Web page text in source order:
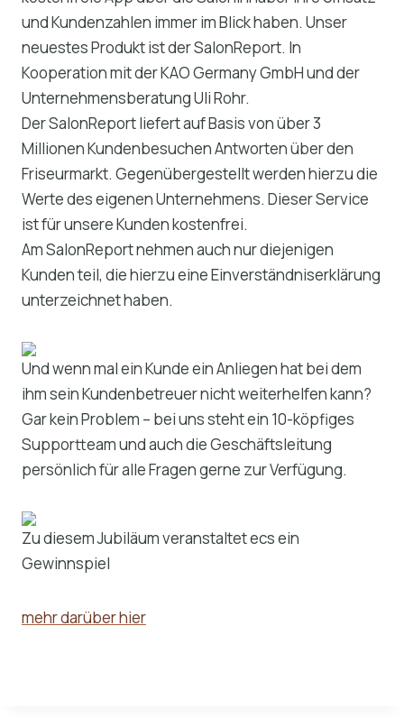
und Kundenzahlen immer im Blick haben. Unser
neuestes Produkt ist der SalonReport. In
Kooperation mit der KAO Germany GmbH und der
Unternehmensberatung Uli Rohr.
Der SalonReport liefert auf Basis von über 3
Millionen Kundenbesuchen Antworten über den
Friseurmarkt. Gegenübergestellt werden hierzu die
Werte des eigenen Unternehmens. Dieser Service
ist für unsere Kunden kostenfrei.
Am SalonReport nehmen auch nur diejenigen
Kunden teil, die hierzu eine Einverständniserklärung
unterzeichnet haben.
Und wenn mal ein Kunde ein Anliegen hat bei dem
ihm sein Kundenbetreuer nicht weiterhelfen kann?
Gar kein Problem – bei uns steht ein 10-köpfiges
Supportteam und auch die Geschäftsleitung
persönlich für alle Fragen gerne zur Verfügung.
Zu diesem Jubiläum veranstaltet ecs ein
Gewinnspiel
mehr darüber hier